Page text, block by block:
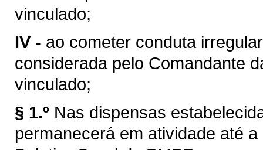
vinculado;
IV - ao cometer conduta
considerada pelo Comandante
vinculado;
§ 1.º Nas dispensas
permanecerá em atividade até